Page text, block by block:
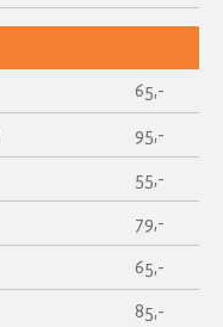
65,-
95,-
55,-
79,-
65,-
85,-